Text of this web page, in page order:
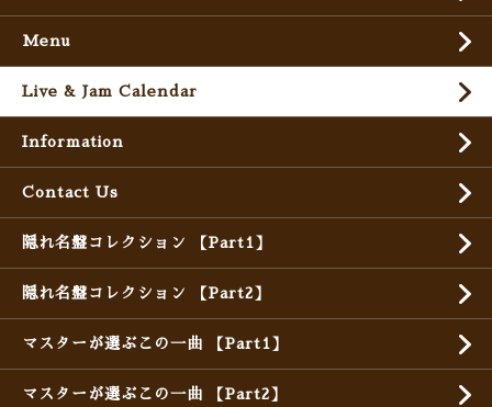
Menu
Live & Jam Calendar
Information
Contact Us
隠れ名盤コレクション 【Part1】
隠れ名盤コレクション 【Part2】
マスターが選ぶこの一曲 【Part1】
マスターが選ぶこの一曲 【Part2】